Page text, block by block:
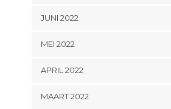
JUNI 2022
MEI 2022
APRIL 2022
MAART 2022